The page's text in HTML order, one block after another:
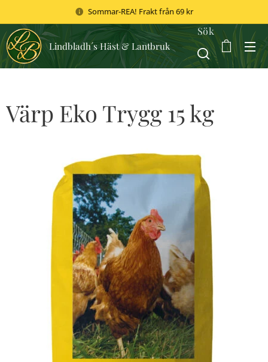
Sommar-REA! Frakt från 69 kr
Lindbladh´s Häst & Lantbruk
Sök
Värp Eko Trygg 15 kg